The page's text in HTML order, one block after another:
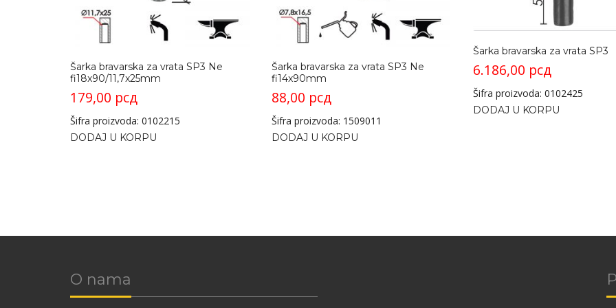
Šarka bravarska za vrata SP3 Ne
fi18x90/11,7x25mm
179,00 рсд
Šifra proizvoda: 0102215
DODAJ U KORPU
Šarka bravarska za vrata SP3 Ne
fi14x90mm
88,00 рсд
Šifra proizvoda: 1509011
DODAJ U KORPU
Šarka bravarska za vrata SP3
6.186,00 рсд
Šifra proizvoda: 0102425
DODAJ U KORPU
O nama